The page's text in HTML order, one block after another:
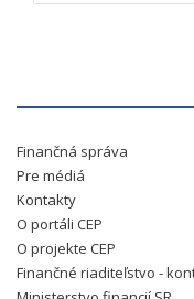
Finančná správa
Pre médiá
Kontakty
O portáli CEP
O projekte CEP
Finančné riaditeľstvo -